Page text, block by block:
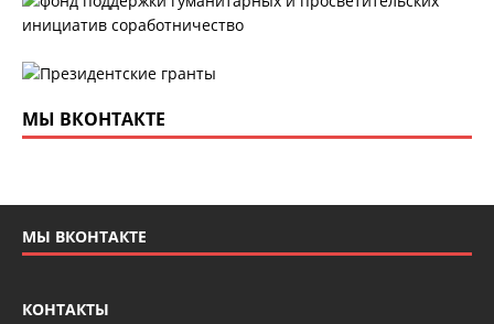
МЫ ВКОНТАКТЕ
МЫ ВКОНТАКТЕ
КОНТАКТЫ